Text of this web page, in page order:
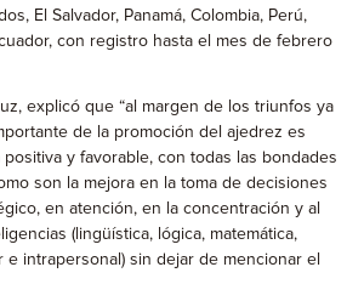
El Salvador, Panamá, Colombia, Perú,
con registro hasta el mes de febrero
explicó que “al margen de los triunfos ya
de la promoción del ajedrez es
y favorable, con todas las bondades
son la mejora en la toma de decisiones
en atención, en la concentración y al
(lingüística, lógica, matemática,
e intrapersonal) sin dejar de mencionar el